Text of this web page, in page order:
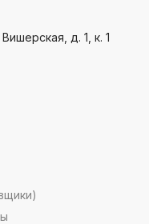
д. 1, к. 1